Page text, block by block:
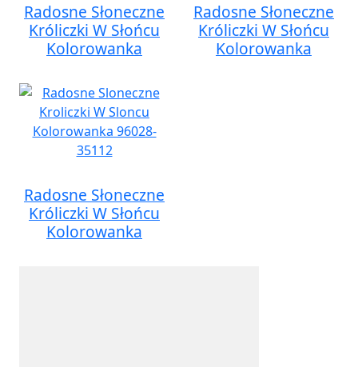
Radosne Słoneczne
Króliczki W Słońcu
Kolorowanka
Radosne Słoneczne
Króliczki W Słońcu
Kolorowanka
Radosne Słoneczne
Króliczki W Słońcu
Kolorowanka